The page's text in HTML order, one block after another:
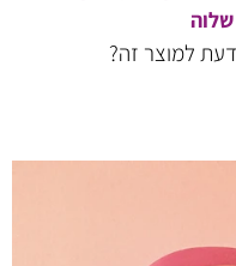
למוצר זה?